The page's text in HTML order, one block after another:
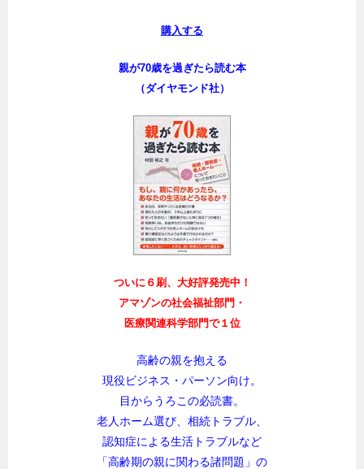
購入する
親が70歳を過ぎたら読む本
（ダイヤモンド社）
ついに６刷、大好評発売中！
アマゾンの社会福祉部門・
医療関連科学部門で１位
高齢の親を抱える
現役ビジネス・パーソン向け。
目からうろこの必読書。
老人ホーム選び、相続トラブル、
認知症による生活トラブルなど
「高齢期の親に関わる諸問題」の